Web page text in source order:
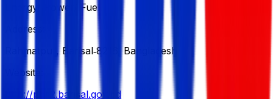
Energy/ Power/ Fuel
Address:
Rahmatpur, Barisal‑8216, Bangladesh
Website:
http://pbs2.barisal.gov.bd